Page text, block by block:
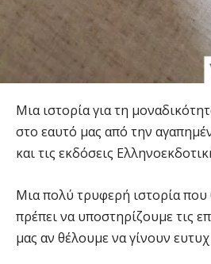
Μια ιστορία για τη
στο εαυτό μας από την
και τις εκδόσεις
Μια πολύ τρυφερή ιστορία που
πρέπει να υποστηρίζουμε τις
μας αν θέλουμε να γίνουν